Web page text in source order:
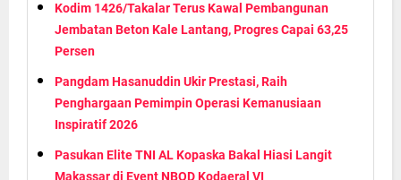
Kodim 1426/Takalar Terus Kawal Pembangunan
Jembatan Beton Kale Lantang, Progres Capai 63,25
Persen
Pangdam Hasanuddin Ukir Prestasi, Raih
Penghargaan Pemimpin Operasi Kemanusiaan
Inspiratif 2026
Pasukan Elite TNI AL Kopaska Bakal Hiasi Langit
Makassar di Event NBOD Kodaeral VI